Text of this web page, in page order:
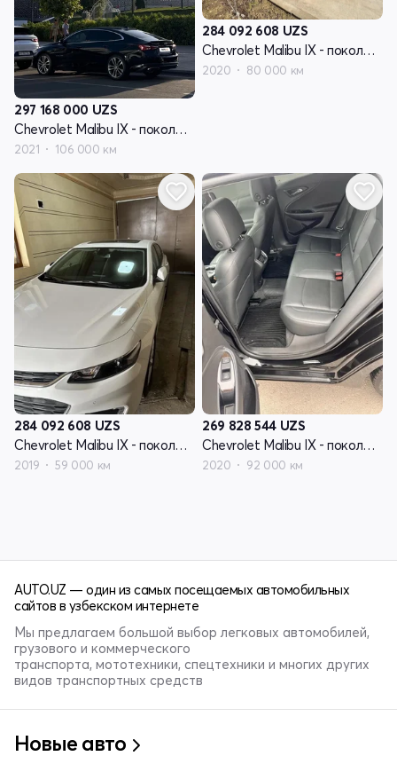
297 168 000 UZS
Chevrolet Malibu IX - поколение рестайлинг
2021 106 000 км
284 092 608 UZS
Chevrolet Malibu IX - поколение рестайлинг
2020 80 000 км
284 092 608 UZS
Chevrolet Malibu IX - поколение рестайлинг
2019 59 000 км
269 828 544 UZS
Chevrolet Malibu IX - поколение рестайлинг
2020 92 000 км
AUTO.UZ — один из самых посещаемых автомобильных
сайтов в узбекском интернете
Мы предлагаем большой выбор легковых автомобилей,
грузового и коммерческого
транспорта, мототехники, спецтехники и многих других
видов транспортных средств
Новые авто